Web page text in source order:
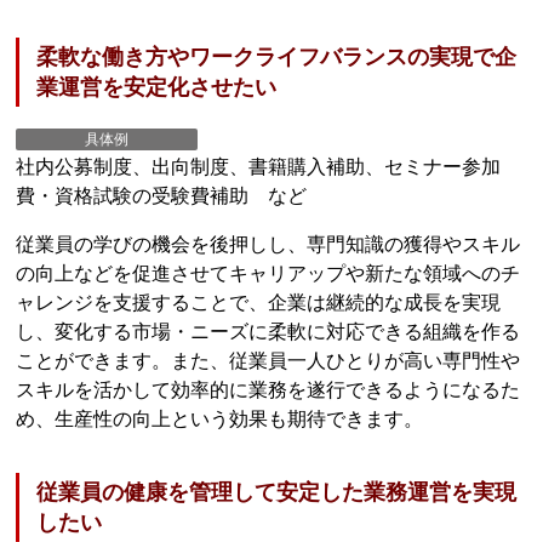
柔軟な働き方やワークライフバランスの実現で企
業運営を安定化させたい
具体例
社内公募制度、出向制度、書籍購入補助、セミナー参加
費・資格試験の受験費補助 など
従業員の学びの機会を後押しし、専門知識の獲得やスキル
の向上などを促進させてキャリアップや新たな領域へのチ
ャレンジを支援することで、企業は継続的な成長を実現
し、変化する市場・ニーズに柔軟に対応できる組織を作る
ことができます。また、従業員一人ひとりが高い専門性や
スキルを活かして効率的に業務を遂行できるようになるた
め、生産性の向上という効果も期待できます。
従業員の健康を管理して安定した業務運営を実現
したい